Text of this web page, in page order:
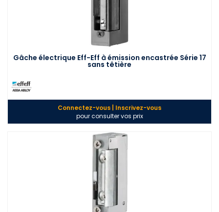
Gâche électrique Eff-Eff à émission encastrée Série 17
sans têtière
Connectez-vous | Inscrivez-vous
pour consulter vos prix